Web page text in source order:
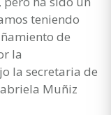
teniendo
de
la
la secretaria de
Muñiz